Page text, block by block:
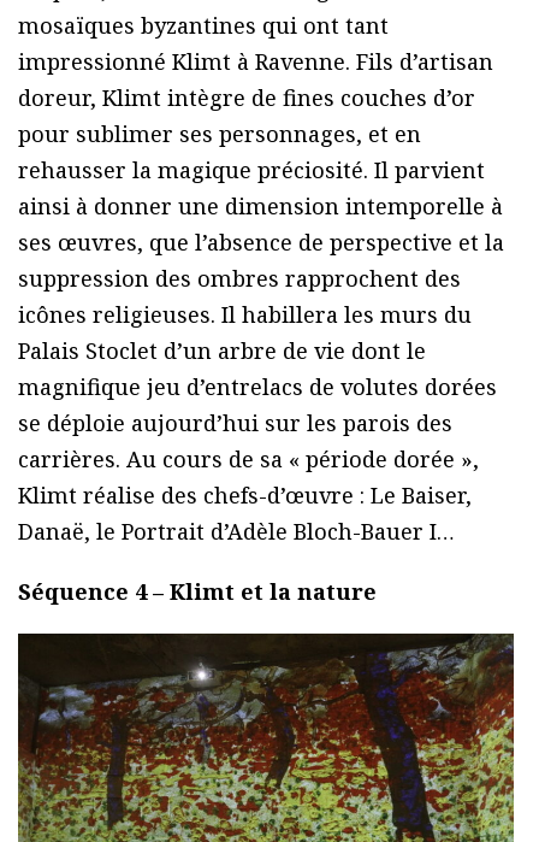
mosaïques byzantines qui ont tant
impressionné Klimt à Ravenne. Fils d’artisan
doreur, Klimt intègre de fines couches d’or
pour sublimer ses personnages, et en
rehausser la magique préciosité. Il parvient
ainsi à donner une dimension intemporelle à
ses œuvres, que l’absence de perspective et la
suppression des ombres rapprochent des
icônes religieuses. Il habillera les murs du
Palais Stoclet d’un arbre de vie dont le
magnifique jeu d’entrelacs de volutes dorées
se déploie aujourd’hui sur les parois des
carrières. Au cours de sa « période dorée »,
Klimt réalise des chefs-d’œuvre : Le Baiser,
Danaë, le Portrait d’Adèle Bloch-Bauer I…
Séquence 4 – Klimt et la nature